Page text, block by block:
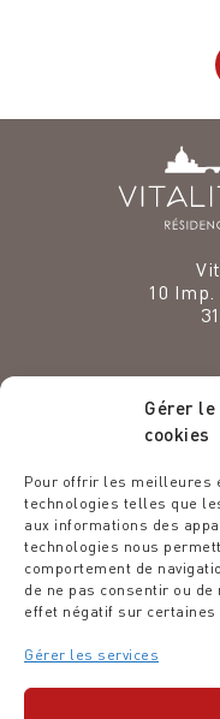
Gérer
cookies
Pour offrir les meilleures
technologies telles que
aux informations des
technologies nous
comportement de
de ne pas consentir ou
effet négatif sur
Gérer les services
10
Des